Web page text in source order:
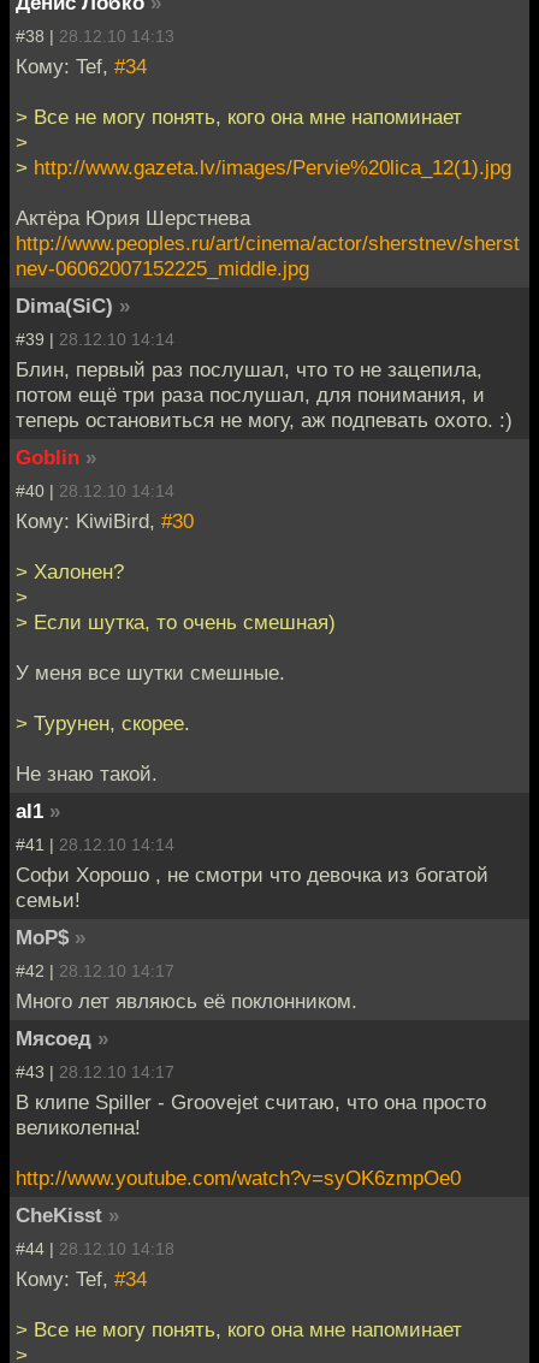
#38 | 28.12.10 14:13
Кому: Tef, #34
> Все не могу понять, кого она мне напоминает
>
> http://www.gazeta.lv/images/Pervie%20lica_12(1).jpg
Актёра Юрия Шерстнева
http://www.peoples.ru/art/cinema/actor/sherstnev/sherst
nev-06062007152225_middle.jpg
Dima(SiC) »
#39 | 28.12.10 14:14
Блин, первый раз послушал, что то не зацепила,
потом ещё три раза послушал, для понимания, и
теперь остановиться не могу, аж подпевать охото. :)
Goblin »
#40 | 28.12.10 14:14
Кому: KiwiBird, #30
> Халонен?
>
> Если шутка, то очень смешная)
У меня все шутки смешные.
> Турунен, скорее.
Не знаю такой.
al1 »
#41 | 28.12.10 14:14
Софи Хорошо , не смотри что девочка из богатой
семьи!
MoP$ »
#42 | 28.12.10 14:17
Много лет являюсь её поклонником.
Мясоед »
#43 | 28.12.10 14:17
В клипе Spiller - Groovejet считаю, что она просто
великолепна!
http://www.youtube.com/watch?v=syOK6zmpOe0
CheKisst »
#44 | 28.12.10 14:18
Кому: Tef, #34
> Все не могу понять, кого она мне напоминает
>